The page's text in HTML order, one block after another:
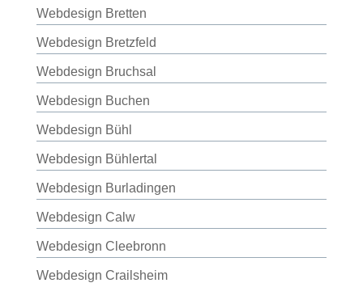
Webdesign Bretten
Webdesign Bretzfeld
Webdesign Bruchsal
Webdesign Buchen
Webdesign Bühl
Webdesign Bühlertal
Webdesign Burladingen
Webdesign Calw
Webdesign Cleebronn
Webdesign Crailsheim